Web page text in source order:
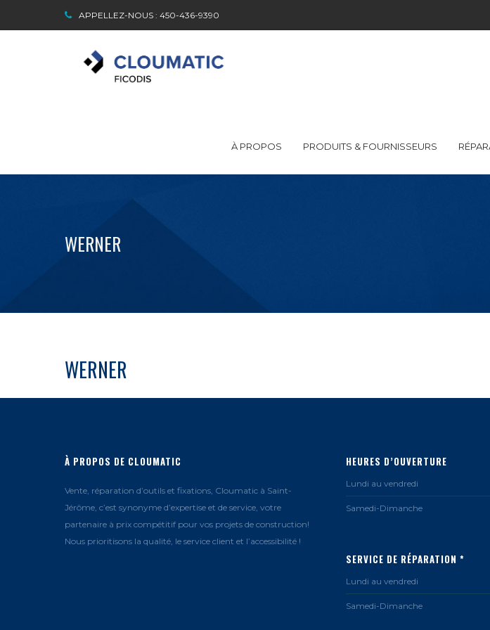
APPELLEZ-NOUS : 450-436-9390
À PROPOS PRODUITS & FOURNISSEURS
WERNER
WERNER
À PROPOS DE CLOUMATIC
Vente, réparation d’outils et fixations, Cloumatic à Saint-
Jérôme, c’est synonyme d’expertise et de service, votre
partenaire à prix compétitif pour vos projets de construction!
Nous prioritisons la qualité, le service client et l’accessibilité !
HEURES D’OUVERTURE
Lundi au vendredi
Samedi-Dimanche
SERVICE DE RÉPARATION *
Lundi au vendredi
Samedi-Dimanche